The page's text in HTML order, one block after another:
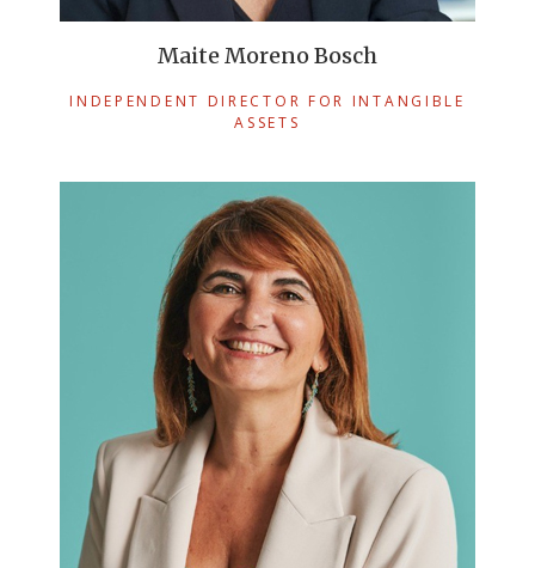
Maite Moreno Bosch
INDEPENDENT DIRECTOR FOR INTANGIBLE
ASSETS